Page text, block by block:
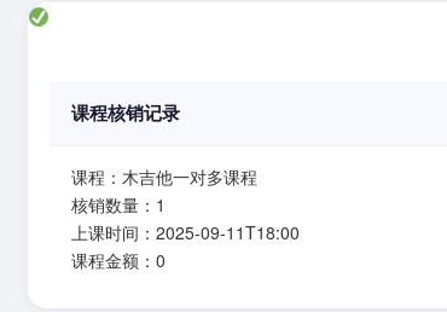
课程核销记录
课程：木吉他一对多课程
核销数量：1
上课时间：2025-09-11T18:00
课程金额：0